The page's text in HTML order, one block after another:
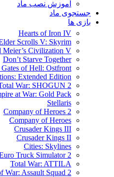
آموزش نصب ماد
جستجوی ماد
بازی ها
Hearts of Iron IV
Scrolls V: Skyrim
Meier’s Civilization V
Don’t Starve Together
of Hell: Ostfront
Extended Edition
War: SHOGUN 2
at War: Gold Pack
Stellaris
Company of Heroes 2
Company of Heroes
Crusader Kings III
Crusader Kings II
Cities: Skylines
Truck Simulator 2
Total War: ATTILA
War: Assault Squad 2